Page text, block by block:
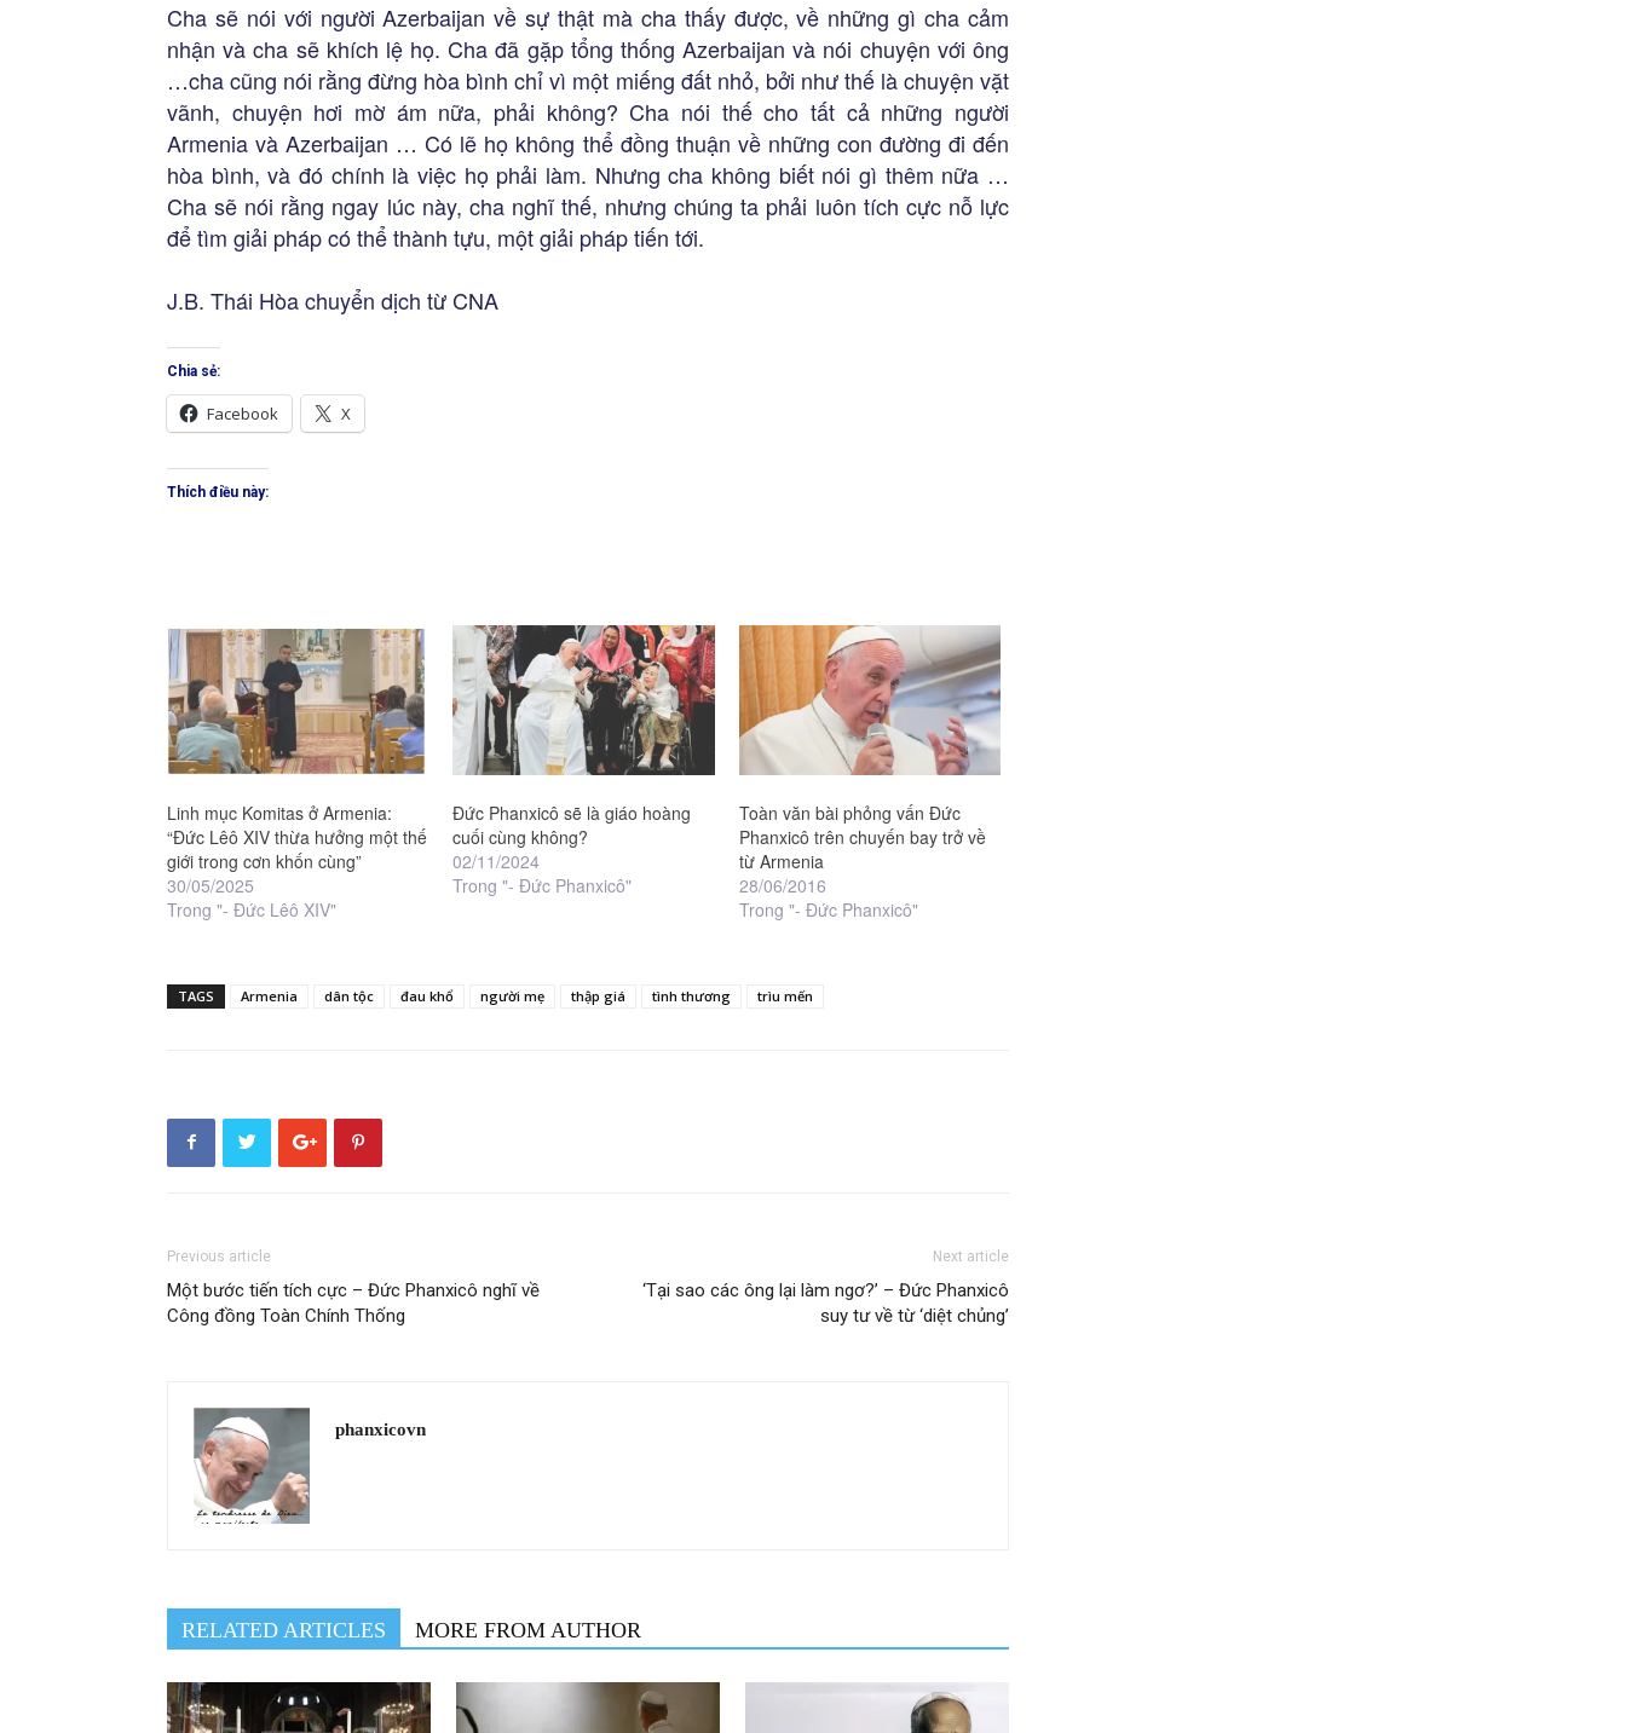
Cha sẽ nói với người Azerbaijan về sự thật mà cha thấy được, về những gì cha cảm
nhận và cha sẽ khích lệ họ. Cha đã gặp tổng thống Azerbaijan và nói chuyện với ông
…cha cũng nói rằng đừng hòa bình chỉ vì một miếng đất nhỏ, bởi như thế là chuyện vặt
vãnh, chuyện hơi mờ ám nữa, phải không? Cha nói thế cho tất cả những người
Armenia và Azerbaijan … Có lẽ họ không thể đồng thuận về những con đường đi đến
hòa bình, và đó chính là việc họ phải làm. Nhưng cha không biết nói gì thêm nữa …
Cha sẽ nói rằng ngay lúc này, cha nghĩ thế, nhưng chúng ta phải luôn tích cực nỗ lực
để tìm giải pháp có thể thành tựu, một giải pháp tiến tới.
J.B. Thái Hòa chuyển dịch từ CNA
Chia sẻ:
Facebook X
Thích điều này:
Linh mục Komitas ở Armenia:
“Đức Lêô XIV thừa hưởng một thế
giới trong cơn khốn cùng”
30/05/2025
Trong "- Đức Lêô XIV"
Ðức Phanxicô sẽ là giáo hoàng
cuối cùng không?
02/11/2024
Trong "- Đức Phanxicô"
Toàn văn bài phỏng vấn Đức
Phanxicô trên chuyến bay trở về
từ Armenia
28/06/2016
Trong "- Đức Phanxicô"
TAGS Armenia dân tộc đau khổ người mẹ thập giá tình thương trìu mến
Previous article
Một bước tiến tích cực – Đức Phanxicô nghĩ về
Công đồng Toàn Chính Thống
Next article
‘Tại sao các ông lại làm ngơ?’ – Đức Phanxicô
suy tư về từ ‘diệt chủng’
phanxicovn
RELATED ARTICLES MORE FROM AUTHOR